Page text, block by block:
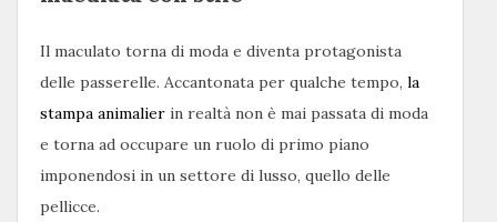
Il maculato torna di moda e diventa protagonista
delle passerelle. Accantonata per qualche tempo, la
stampa animalier in realtà non è mai passata di moda
e torna ad occupare un ruolo di primo piano
imponendosi in un settore di lusso, quello delle
pellicce.